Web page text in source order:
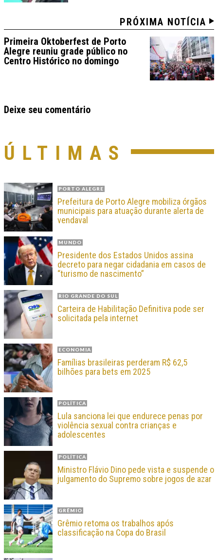
PRÓXIMA NOTÍCIA
Primeira Oktoberfest de Porto
Alegre reuniu grade público no
Centro Histórico no domingo
Deixe seu comentário
ÚLTIMAS
PORTO ALEGRE
Prefeitura de Porto Alegre mobiliza órgãos
municipais para atuação durante alerta de
vendaval
MUNDO
Presidente dos Estados Unidos assina
decreto para negar cidadania em casos de
“turismo de nascimento”
RIO GRANDE DO SUL
Carteira de Habilitação Definitiva pode ser
solicitada pela internet
ECONOMIA
Famílias brasileiras perderam R$ 62,5
bilhões para bets em 2025
POLÍTICA
Lula sanciona lei que endurece penas por
violência sexual contra crianças e
adolescentes
POLÍTICA
Ministro Flávio Dino pede vista e suspende o
julgamento do Supremo sobre jogos de azar
GRÊMIO
Grêmio retoma os trabalhos após
classificação na Copa do Brasil